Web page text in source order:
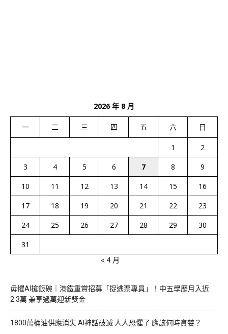
2026 年 8 月
一 二 三 四 五 六 日
1
2
3
4 5 6 7 8
9
10
11 12 13 14 15
16
17
18 19 20 21 22
23
24
25 26 27 28 29
30
31
« 4 月
毋懼AI搶飯碗｜港鐵重賞招募「捉逃票專員」！中五學歷月入近
2.3萬 兼享過萬迎新獎金
1800萬桶油供應消失 AI神話破滅 人人恐懼了 應該何時貪婪？